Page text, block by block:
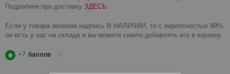
Подробнее про доставку ЗДЕСЬ.
Если у товара зелёная надпись В НАЛИЧИИ, то с вероятностью 99%
он есть у нас на складе и вы можете смело добавлять его в корзину.
+7 баллов ?